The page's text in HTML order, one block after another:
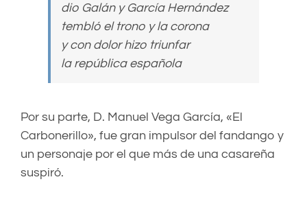
dio Galán y García Hernández
tembló el trono y la corona
y con dolor hizo triunfar
la república española
Por su parte, D. Manuel Vega García, «El
Carbonerillo», fue gran impulsor del fandango y
un personaje por el que más de una casareña
suspiró.